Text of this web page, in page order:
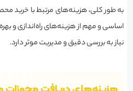
به طور کلی، هزینه‌های مرتبط با خرید
اساسی و مهم از هزینه‌های راه‌اندازی و
نیاز به بررسی دقیق و مدیریت موثر دارد.